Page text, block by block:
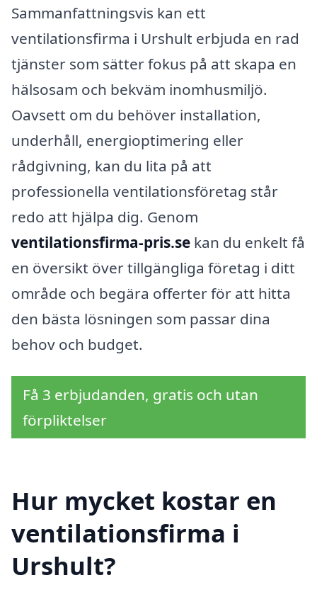
Sammanfattningsvis kan ett
ventilationsfirma i Urshult erbjuda en rad
tjänster som sätter fokus på att skapa en
hälsosam och bekväm inomhusmiljö.
Oavsett om du behöver installation,
underhåll, energioptimering eller
rådgivning, kan du lita på att
professionella ventilationsföretag står
redo att hjälpa dig. Genom
ventilationsfirma-pris.se kan du enkelt få
en översikt över tillgängliga företag i ditt
område och begära offerter för att hitta
den bästa lösningen som passar dina
behov och budget.
Få 3 erbjudanden, gratis och utan
förpliktelser
Hur mycket kostar en
ventilationsfirma i
Urshult?